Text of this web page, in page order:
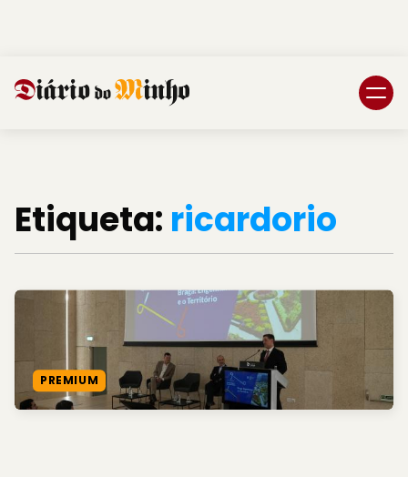
Etiqueta: ricardorio
PREMIUM